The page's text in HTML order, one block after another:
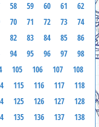
58 59 60 61
62
70 71 72 73
74
82 83 84 85
86
94 95 96 97
98
105 106 107
108
115 116 117
118
125 126 127
128
135 136 137
138